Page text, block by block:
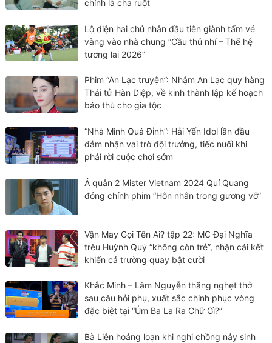
chính là cha ruột
Lộ diện hai chủ nhân đầu tiên giành tấm vé
vàng vào nhà chung “Cầu thủ nhí – Thế hệ
tương lai 2026”
Phim “An Lạc truyện”: Nhậm An Lạc quy hàng
Thái tử Hàn Diệp, về kinh thành lập kế hoạch
báo thù cho gia tộc
“Nhà Mình Quá Đỉnh”: Hải Yến Idol lần đầu
đảm nhận vai trò đội trưởng, tiếc nuối khi
phải rời cuộc chơi sớm
Á quân 2 Mister Vietnam 2024 Quí Quang
đóng chính phim “Hôn nhân trong gương vỡ”
Vận May Gọi Tên Ai? tập 22: MC Đại Nghĩa
trêu Huỳnh Quý “không còn trẻ”, nhận cái kết
khiến cả trường quay bật cười
Khắc Minh – Lâm Nguyễn thắng nghẹt thở
sau câu hỏi phụ, xuất sắc chinh phục vòng
đặc biệt tại “Úm Ba La Ra Chữ Gì?”
Bà Liên hoảng loạn khi nghi chồng nảy sinh